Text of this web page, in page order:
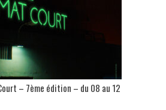
– 7ème édition – du 08 au 12